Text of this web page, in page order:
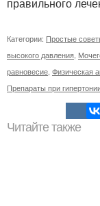
Категории: Простые
высокого давления
равновесие Физическая
Препараты при
Читайте также